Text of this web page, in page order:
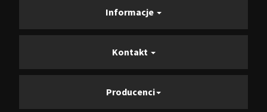
Informacje
Kontakt
Producenci